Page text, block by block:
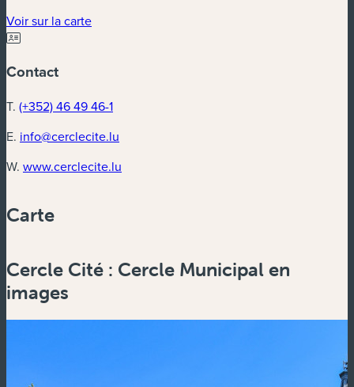
Voir sur la carte(nouvelle fenêtre)
Contact
T. (+352) 46 49 46-1
E. info@cerclecite.lu
W. www.cerclecite.lu
Carte
Zoom
Zoom
Cercle Cité : Cercle Municipal en
images